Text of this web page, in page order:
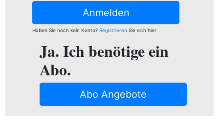
Anmelden
Haben Sie noch kein Konto? RegistrierenSie sich hier
Ja. Ich benötige ein
Abo.
Abo Angebote